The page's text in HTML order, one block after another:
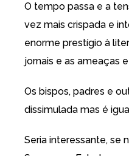
O tempo passa e a
vez mais crispada e
enorme prestígio à
jornais e as ameaças
Os bispos, padres e
dissimulada mas é
Seria interessante, se